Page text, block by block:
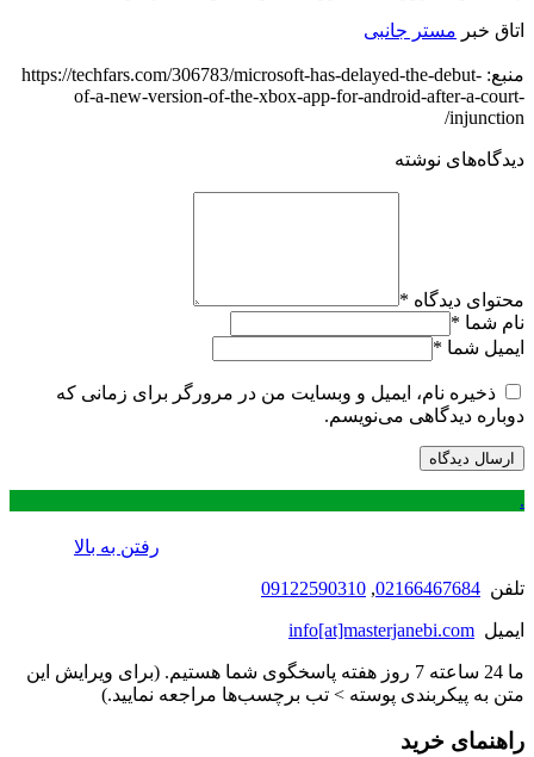
اتاق خبر مستر جانبی
منبع: https://techfars.com/306783/microsoft-has-delayed-the-debut-
of-a-new-version-of-the-xbox-app-for-android-after-a-court-
injunction/
دیدگاه‌های نوشته
محتوای دیدگاه *
نام شما *
ایمیل شما *
ذخیره نام، ایمیل و وبسایت من در مرورگر برای زمانی که
دوباره دیدگاهی می‌نویسم.
.
رفتن به بالا
تلفن 02166467684
,
09122590310
ایمیل info[at]masterjanebi.com
ما 24 ساعته 7 روز هفته پاسخگوی شما هستیم. (برای ویرایش این
متن به پیکربندی پوسته > تب برچسب‌ها مراجعه نمایید.)
راهنمای خرید